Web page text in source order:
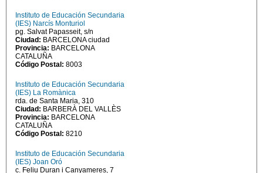
Instituto de Educación Secundaria
(IES) Narcís Monturiol
pg. Salvat Papasseit, s/n
Ciudad: BARCELONA ciudad
Provincia: BARCELONA
CATALUÑA
Código Postal: 8003
Instituto de Educación Secundaria
(IES) La Romànica
rda. de Santa Maria, 310
Ciudad: BARBERÀ DEL VALLÈS
Provincia: BARCELONA
CATALUÑA
Código Postal: 8210
Instituto de Educación Secundaria
(IES) Joan Oró
c. Feliu Duran i Canyameres, 7